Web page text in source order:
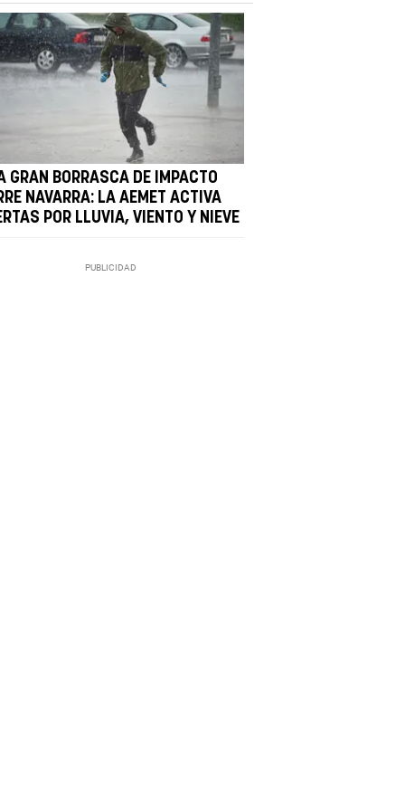
GRAN BORRASCA DE IMPACTO
NAVARRA: LA AEMET ACTIVA
POR LLUVIA, VIENTO Y NIEVE